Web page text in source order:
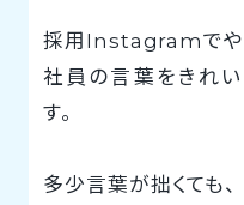
採用Instagramでや
社員の言葉をきれい
す。
多少言葉が拙くても、